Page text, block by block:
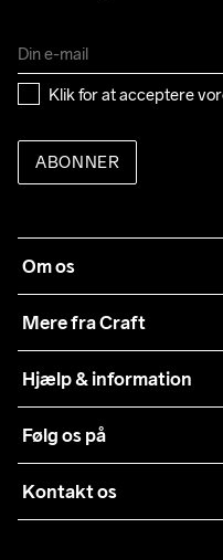
Klik for at acceptere
ABONNER
Om os
Mere fra Craft
Samarbejder
Presse
Sustainability
Hjælp & information
Levering
Kundeservice
Følg os på
Kontakt os